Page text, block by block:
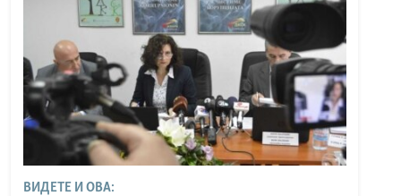
ВИДЕТЕ И ОВА: